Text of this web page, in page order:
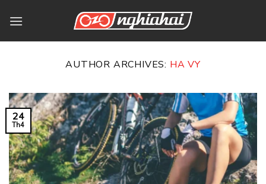
qua
AUTHOR ARCHIVES: HA VY
24
Th4